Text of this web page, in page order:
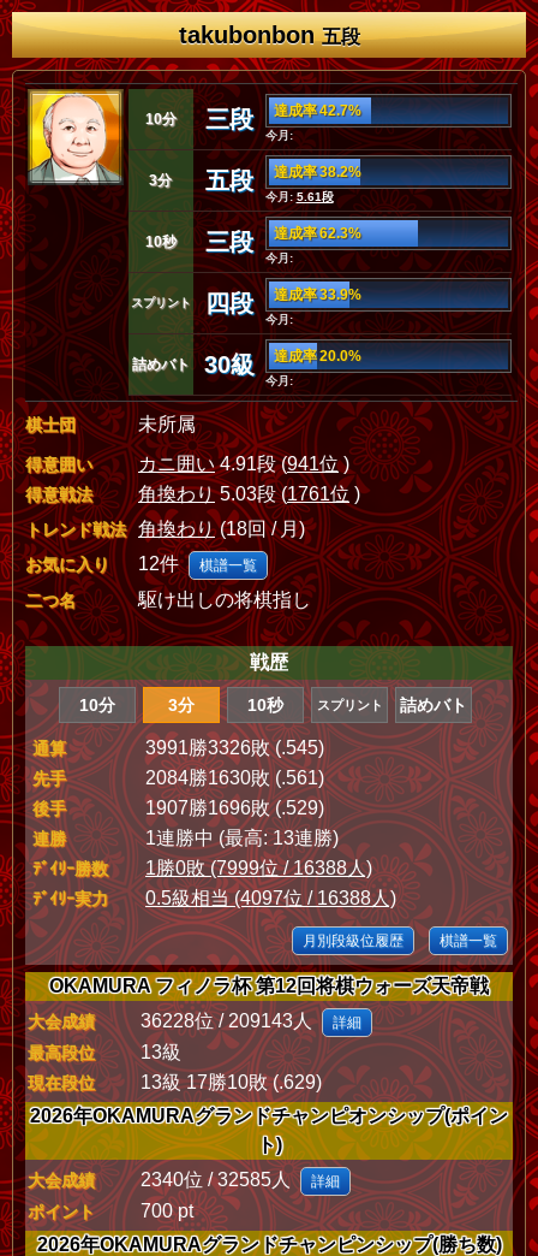
takubonbon五段
10分 三段 達成率 42.7%
今月:
3分 五段 達成率 38.2%
今月:5.61段
10秒 三段 達成率 62.3%
今月:
スプリント 四段 達成率 33.9%
今月:
詰めバト 30級 達成率 20.0%
今月:
棋士団 未所属
得意囲い カニ囲い4.91段 (941位)
得意戦法 角換わり5.03段 (1761位 )
トレンド戦法 角換わり(18回 / 月)
お気に入り 12件 棋譜一覧
二つ名 駆け出しの将棋指し
戦歴
10分 3分 10秒 スプリント 詰めバト
通算 3991勝3326敗 (.545)
先手 2084勝1630敗 (.561)
後手 1907勝1696敗 (.529)
連勝 1連勝中 (最高: 13連勝)
ﾃﾞｲﾘｰ勝数 1勝0敗 (7999位 / 16388人)
ﾃﾞｲﾘｰ実力 0.5級相当 (4097位 / 16388人)
月別段級位履歴 棋譜一覧
OKAMURA フィノラ杯 第12回将棋ウォーズ天帝戦
大会成績 36228位 / 209143人 詳細
最高段位 13級
現在段位
13級 17勝10敗 (.629)
2026年OKAMURAグランドチャンピオンシップ(ポイン
ト)
大会成績 2340位 / 32585人 詳細
ポイント
700 pt
2026年OKAMURAグランドチャンピンシップ(勝ち数)